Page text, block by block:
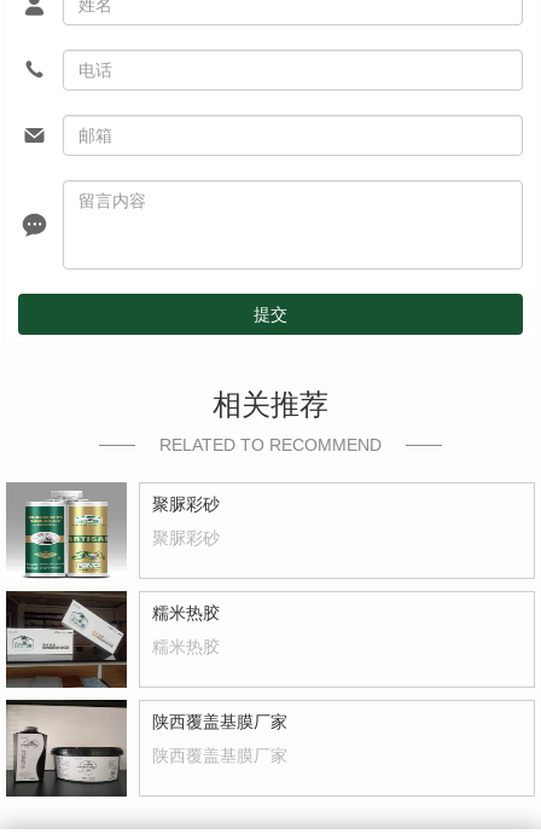
提交
相关推荐
RELATED TO RECOMMEND
聚脲彩砂
聚脲彩砂
糯米热胶
糯米热胶
陕西覆盖基膜厂家
陕西覆盖基膜厂家